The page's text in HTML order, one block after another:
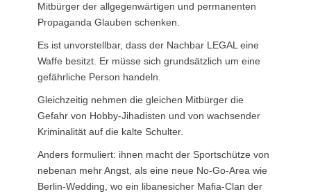
Mitbürger der allgegenwärtigen und permanenten
Propaganda Glauben schenken.
Es ist unvorstellbar, dass der Nachbar LEGAL eine
Waffe besitzt. Er müsse sich grundsätzlich um eine
gefährliche Person handeln.
Gleichzeitig nehmen die gleichen Mitbürger die
Gefahr von Hobby-Jihadisten und von wachsender
Kriminalität auf die kalte Schulter.
Anders formuliert: ihnen macht der Sportschütze von
nebenan mehr Angst, als eine neue No-Go-Area wie
Berlin-Wedding, wo ein libanesicher Mafia-Clan der